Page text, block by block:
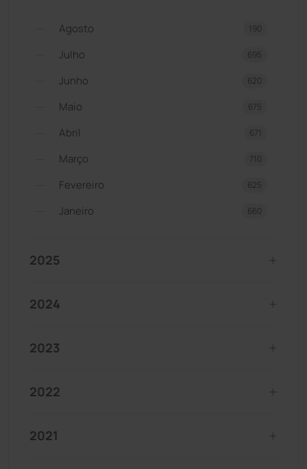
Agosto 190
Julho 695
Junho 620
Maio 675
Abril 671
Março 710
Fevereiro 625
Janeiro 660
2025
2024
2023
2022
2021